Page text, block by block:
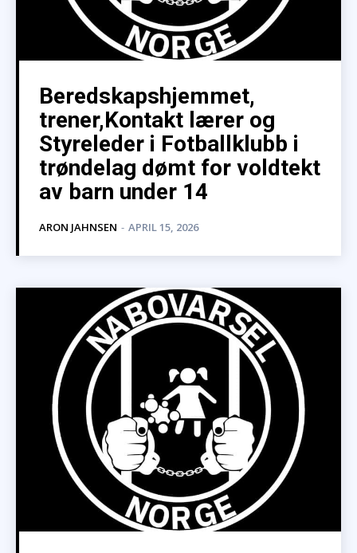
Beredskapshjemmet,
trener,Kontakt lærer og
Styreleder i Fotballklubb i
trøndelag dømt for voldtekt
av barn under 14
ARON JAHNSEN - APRIL 15, 2026